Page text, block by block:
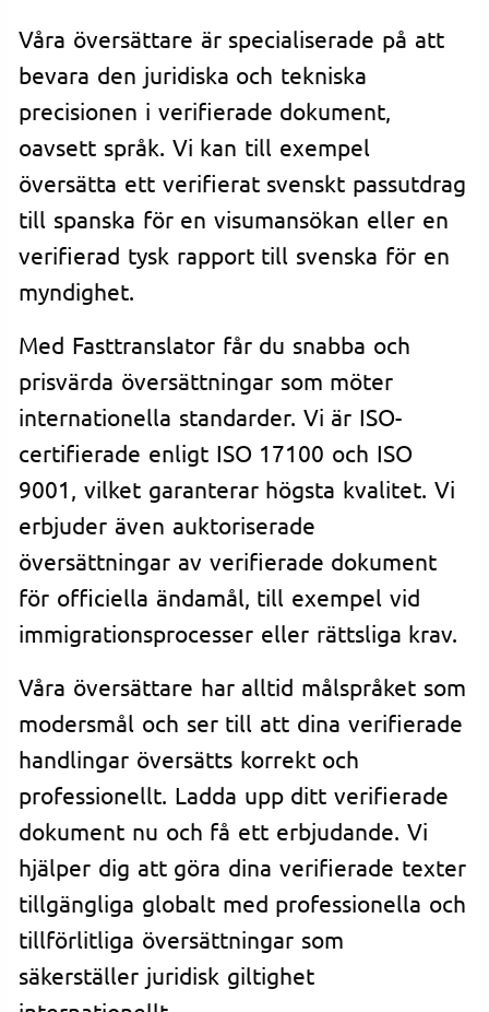
Våra översättare är specialiserade på att
bevara den juridiska och tekniska
precisionen i verifierade dokument,
oavsett språk. Vi kan till exempel
översätta ett verifierat svenskt passutdrag
till spanska för en visumansökan eller en
verifierad tysk rapport till svenska för en
myndighet.
Med Fasttranslator får du snabba och
prisvärda översättningar som möter
internationella standarder. Vi är ISO-
certifierade enligt ISO 17100 och ISO
9001, vilket garanterar högsta kvalitet. Vi
erbjuder även auktoriserade
översättningar av verifierade dokument
för officiella ändamål, till exempel vid
immigrationsprocesser eller rättsliga krav.
Våra översättare har alltid målspråket som
modersmål och ser till att dina verifierade
handlingar översätts korrekt och
professionellt. Ladda upp ditt verifierade
dokument nu och få ett erbjudande. Vi
hjälper dig att göra dina verifierade texter
tillgängliga globalt med professionella och
tillförlitliga översättningar som
säkerställer juridisk giltighet